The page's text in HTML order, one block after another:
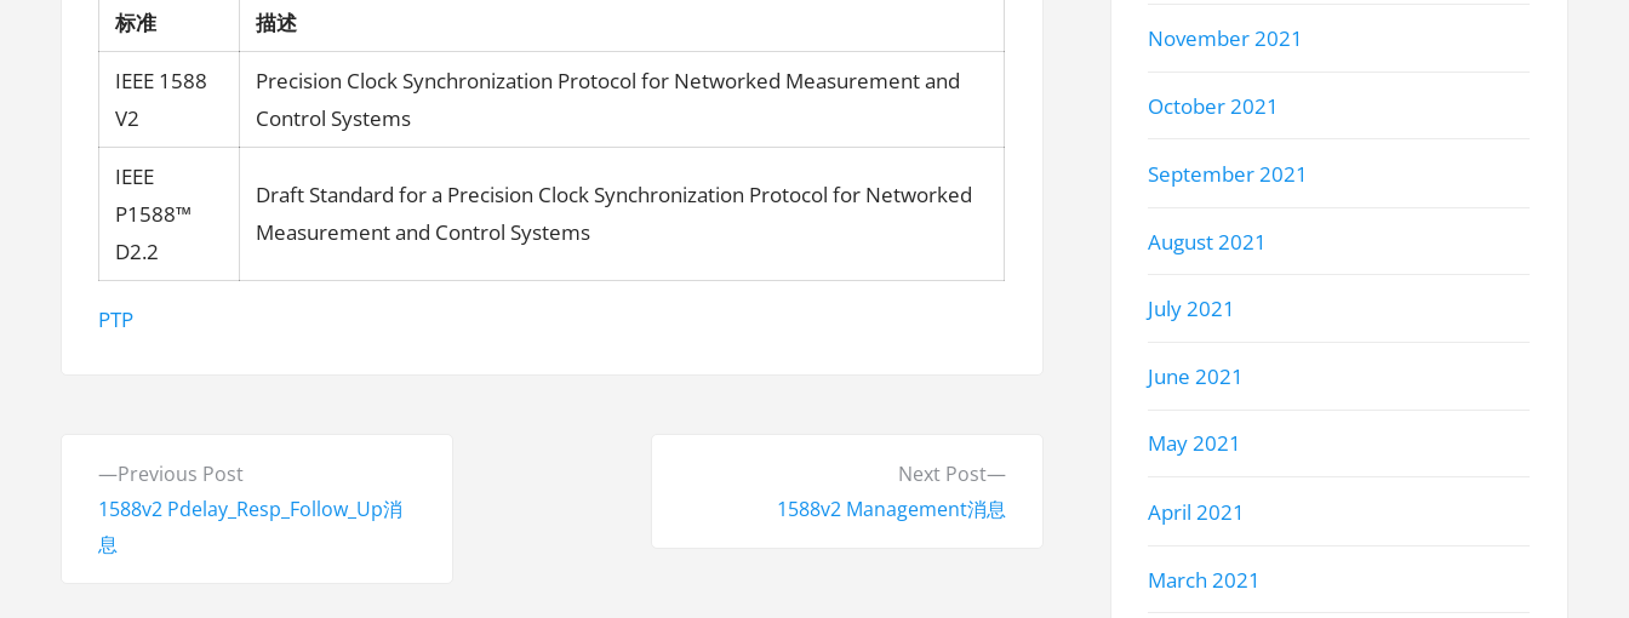
标准 描述
IEEE 1588
V2
Precision Clock Synchronization Protocol for Networked Measurement and
Control Systems
IEEE
P1588™
D2.2
Draft Standard for a Precision Clock Synchronization Protocol for Networked
Measurement and Control Systems
Tags:
PTP
Previous PostP
r
1588v2 Pdelay_Resp_Follow_Up消
息
Next Post
N
1588v2 Management消息
November 2021
October 2021
September 2021
August 2021
July 2021
June 2021
May 2021
April 2021
March 2021